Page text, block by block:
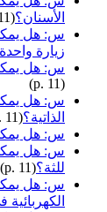
الأسنان؟(p. 11)
س: هل
زيارة
س: هل
(p. 11)
س: هل يمكن
الذاتية؟(p. 11)
س: هل
س: هل يمكن
للثة؟(p. 11)
س: هل يمكن